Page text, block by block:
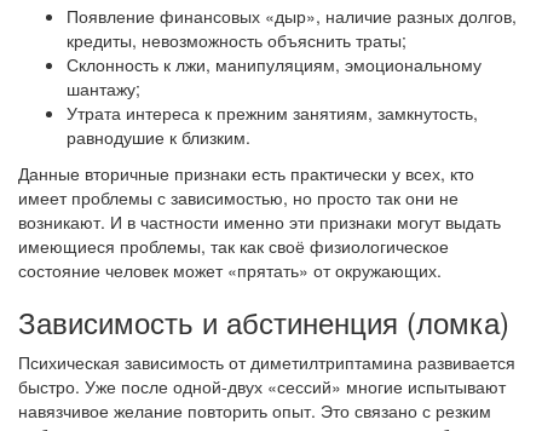
Появление финансовых «дыр», наличие разных долгов,
кредиты, невозможность объяснить траты;
Склонность к лжи, манипуляциям, эмоциональному
шантажу;
Утрата интереса к прежним занятиям, замкнутость,
равнодушие к близким.
Данные вторичные признаки есть практически у всех, кто
имеет проблемы с зависимостью, но просто так они не
возникают. И в частности именно эти признаки могут выдать
имеющиеся проблемы, так как своё физиологическое
состояние человек может «прятать» от окружающих.
Зависимость и абстиненция (ломка)
Психическая зависимость от диметилтриптамина развивается
быстро. Уже после одной-двух «сессий» многие испытывают
навязчивое желание повторить опыт. Это связано с резким